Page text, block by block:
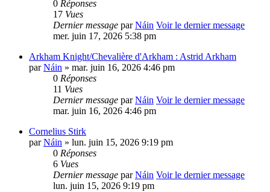
0 Réponses
17 Vues
Dernier message parNáin Voir le dernier message
mer. juin 17, 2026 5:38 pm
Arkham Knight/Chevalière d'Arkham : Astrid Arkham
parNáin » mar. juin 16, 2026 4:46 pm
0 Réponses
11 Vues
Dernier message parNáin Voir le dernier message
mar. juin 16, 2026 4:46 pm
Cornelius Stirk
parNáin » lun. juin 15, 2026 9:19 pm
0 Réponses
6 Vues
Dernier message parNáin Voir le dernier message
lun. juin 15, 2026 9:19 pm